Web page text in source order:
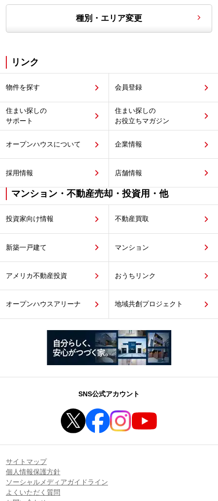
種別・エリア変更
リンク
物件を探す 会員登録
住まい探しの
サポート
住まい探しの
お役立ちマガジン
オープンハウスについて 企業情報
採用情報 店舗情報
マンション・不動産売却・投資用・他
投資家向け情報 不動産買取
新築一戸建て マンション
アメリカ不動産投資 おうちリンク
オープンハウスアリーナ 地域共創プロジェクト
SNS公式アカウント
サイトマップ
個人情報保護方針
ソーシャルメディアガイドライン
よくいただく質問